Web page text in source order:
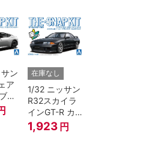
ン
ア
リ
ル
在庫なし
1/32 ニッサン
R32スカイラ
インGT-R カ
スタムホイー
ル(ブラックパ
1,923 円